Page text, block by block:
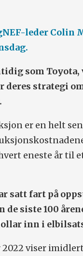
leder Colin
som
strategi
er en helt
eneste år til
satt fart på
siste 100
inn i
2022 viser